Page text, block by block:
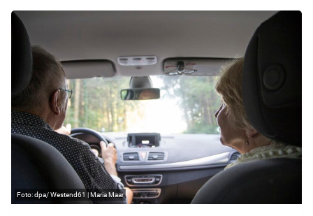
dpa/ Westend61 | Maria Maar